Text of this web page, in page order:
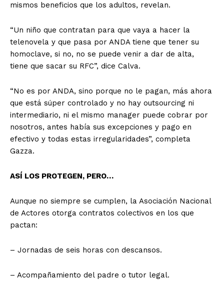
mismos beneficios que los adultos, revelan.
“Un niño que contratan para que vaya a hacer la
telenovela y que pasa por ANDA tiene que tener su
homoclave, si no, no se puede venir a dar de alta,
tiene que sacar su RFC”, dice Calva.
“No es por ANDA, sino porque no le pagan, más ahora
que está súper controlado y no hay outsourcing ni
intermediario, ni el mismo manager puede cobrar por
nosotros, antes había sus excepciones y pago en
efectivo y todas estas irregularidades”, completa
Gazza.
ASÍ LOS PROTEGEN, PERO…
Aunque no siempre se cumplen, la Asociación Nacional
de Actores otorga contratos colectivos en los que
pactan:
– Jornadas de seis horas con descansos.
– Acompañamiento del padre o tutor legal.